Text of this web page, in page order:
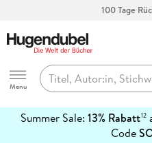
Hugendubel
Menu
Summer Sale: 13% Rabatt12
Code